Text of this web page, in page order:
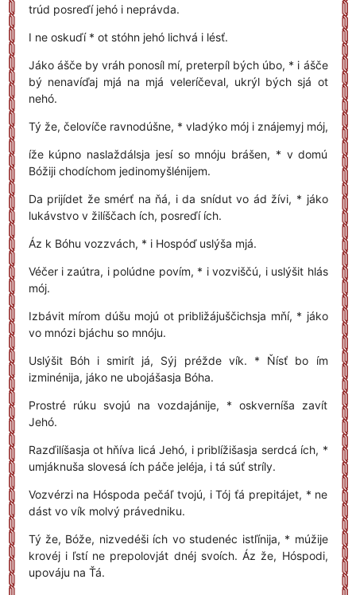
trúd posreďí jehó i neprávda.
I ne oskuďí * ot stóhn jehó lichvá i lésť.
Jáko ášče by vráh ponosíl mí, preterpíl bých úbo, * i ášče
bý nenavíďaj mjá na mjá veleríčeval, ukrýl bých sjá ot
nehó.
Tý že, čelovíče ravnodúšne, * vladýko mój i znájemyj mój,
íže kúpno naslaždálsja jesí so mnóju brášen, * v domú
Bóžiji chodíchom jedinomyšlénijem.
Da prijídet že smérť na ňá, i da snídut vo ád žívi, * jáko
lukávstvo v žilíščach ích, posreďí ích.
Áz k Bóhu vozzvách, * i Hospóď uslýša mjá.
Véčer i zaútra, i polúdne povím, * i vozviščú, i uslýšit hlás
mój.
Izbávit mírom dúšu mojú ot približájuščichsja mňí, * jáko
vo mnózi bjáchu so mnóju.
Uslýšit Bóh i smirít já, Sýj préžde vík. * Ňísť bo ím
izminénija, jáko ne ubojášasja Bóha.
Prostré rúku svojú na vozdajánije, * oskverníša zavít
Jehó.
Razďilíšasja ot hňíva licá Jehó, i priblížišasja serdcá ích, *
umjáknuša slovesá ích páče jeléja, i tá súť stríly.
Vozvérzi na Hóspoda pečáľ tvojú, i Tój ťá prepitájet, * ne
dást vo vík molvý právedniku.
Tý že, Bóže, nizvedéši ích vo studenéc istľínija, * múžije
krovéj i ľstí ne prepolovját dnéj svoích. Áz že, Hóspodi,
upováju na Ťá.